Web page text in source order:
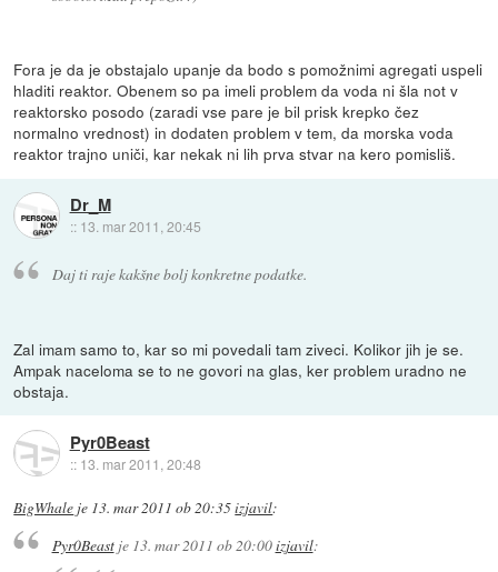
Fora je da je obstajalo upanje da bodo s pomožnimi agregati uspeli
hladiti reaktor. Obenem so pa imeli problem da voda ni šla not v
reaktorsko posodo (zaradi vse pare je bil prisk krepko čez
normalno vrednost) in dodaten problem v tem, da morska voda
reaktor trajno uniči, kar nekak ni lih prva stvar na kero pomisliš.
Dr_M
:: 13. mar 2011, 20:45
Daj ti raje kakšne bolj konkretne podatke.
Zal imam samo to, kar so mi povedali tam ziveci. Kolikor jih je se.
Ampak naceloma se to ne govori na glas, ker problem uradno ne
obstaja.
Pyr0Beast
:: 13. mar 2011, 20:48
BigWhale je 13. mar 2011 ob 20:35izjavil:
Pyr0Beastje 13. mar 2011 ob 20:00izjavil: